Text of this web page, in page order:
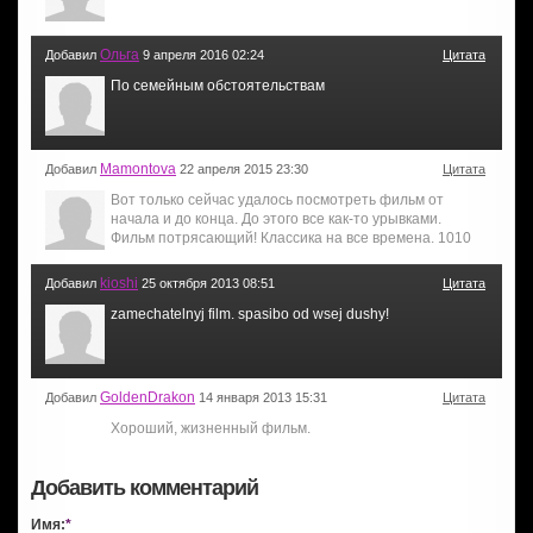
Добавил Ольга 9 апреля 2016 02:24 Цитата
По семейным обстоятельствам
Добавил Mamontova 22 апреля 2015 23:30 Цитата
Вот только сейчас удалось посмотреть фильм от
начала и до конца. До этого все как-то урывками.
Фильм потрясающий! Классика на все времена. 1010
Добавил kioshi 25 октября 2013 08:51 Цитата
zamechatelnyj film. spasibo od wsej dushy!
Добавил GoldenDrakon 14 января 2013 15:31 Цитата
Хороший, жизненный фильм.
Добавить комментарий
Имя:*